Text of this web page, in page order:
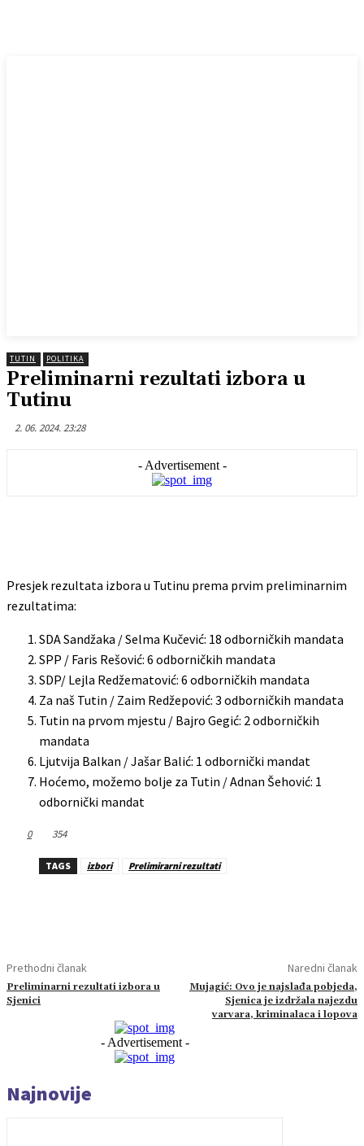
TUTIN POLITIKA
Preliminarni rezultati izbora u
Tutinu
2. 06. 2024. 23:28
- Advertisement -
Presjek rezultata izbora u Tutinu prema prvim preliminarnim
rezultatima:
SDA Sandžaka / Selma Kučević: 18 odborničkih mandata
SPP / Faris Rešović: 6 odborničkih mandata
SDP/ Lejla Redžematović: 6 odborničkih mandata
Za naš Tutin / Zaim Redžepović: 3 odborničkih mandata
Tutin na prvom mjestu / Bajro Gegić: 2 odborničkih
mandata
Ljutvija Balkan / Jašar Balić: 1 odbornički mandat
Hoćemo, možemo bolje za Tutin / Adnan Šehović: 1
odbornički mandat
0 354
TAGS izbori Prelimirarni rezultati
Prethodni članak
Preliminarni rezultati izbora u
Sjenici
Naredni članak
Mujagić: Ovo je najslađa pobjeda,
Sjenica je izdržala najezdu
varvara, kriminalaca i lopova
- Advertisement -
Najnovije